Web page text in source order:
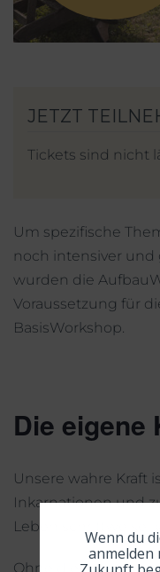
Mein Account
Instagram
Tickets sind nicht
Um spezifische
noch intensiver und
wurden die
Voraussetzung für
BasisWorkshop.
Die eigene
Unsere wahre Kraft
Inkarnationen und
Leben schrittweise
Ohne diesen
Wenn du
anmelden